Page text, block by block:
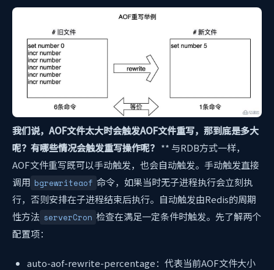
我们说，AOF文件太大时会触发AOF文件重写，那到底是多大
呢？有哪些情况会触发重写操作呢？ ** 与RDB方式一样，
AOF文件重写既可以手动触发，也会自动触发。手动触发直接
调用 bgrewriteaof 命令，如果当时无子进程执行会立刻执
行，否则安排在子进程结束后执行。自动触发由Redis的周期
性方法 serverCron 检查在满足一定条件时触发。先了解两个
配置项：
auto-aof-rewrite-percentage：代表当前AOF文件大小